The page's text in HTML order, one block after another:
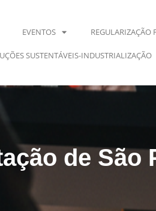
EVENTOS REGULARIZAÇÃO
SUSTENTÁVEIS-INDUSTRIALIZAÇÃO
de São